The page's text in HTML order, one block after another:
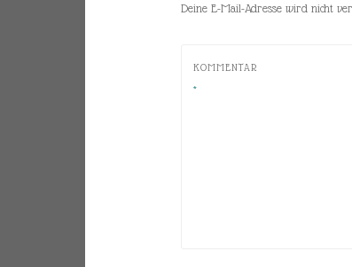
Deine E-Mail-Adresse wird nicht
KOMMENTAR
*